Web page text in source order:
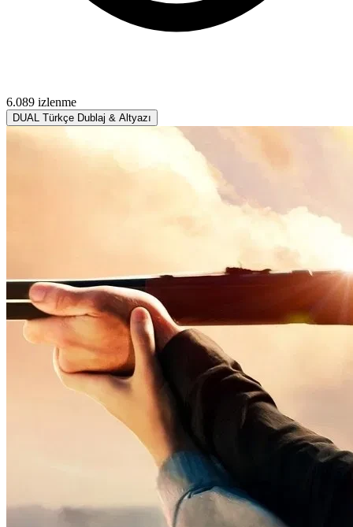
6.089 izlenme
DUAL Türkçe Dublaj & Altyazı